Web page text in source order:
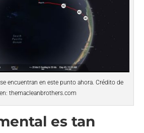
encuentran en este punto ahora. Crédito de
themacleanbrothers.com
es tan